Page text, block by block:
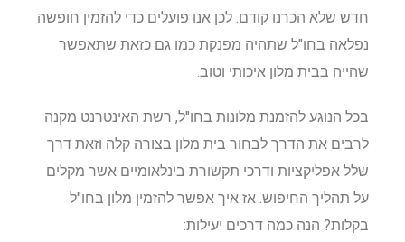
חדש שלא הכרנו קודם. לכן אנו פועלים כדי להזמין חופשה
נפלאה בחו"ל שתהיה מפנקת כמו גם כזאת שתאפשר
שהייה בבית מלון איכותי וטוב.
בכל הנוגע להזמנת מלונות בחו"ל, רשת האינטרנט מקנה
לרבים את הדרך לבחור בית מלון בצורה קלה וזאת דרך
שלל אפליקציות ודרכי תקשורת בינלאומיים אשר מקלים
על תהליך החיפוש. אז איך אפשר להזמין מלון בחו"ל
בקלות? הנה כמה דרכים יעילות: